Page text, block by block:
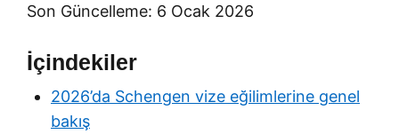
Son Güncelleme: 6 Ocak 2026
İçindekiler
2026’da Schengen vize eğilimlerine genel
bakış